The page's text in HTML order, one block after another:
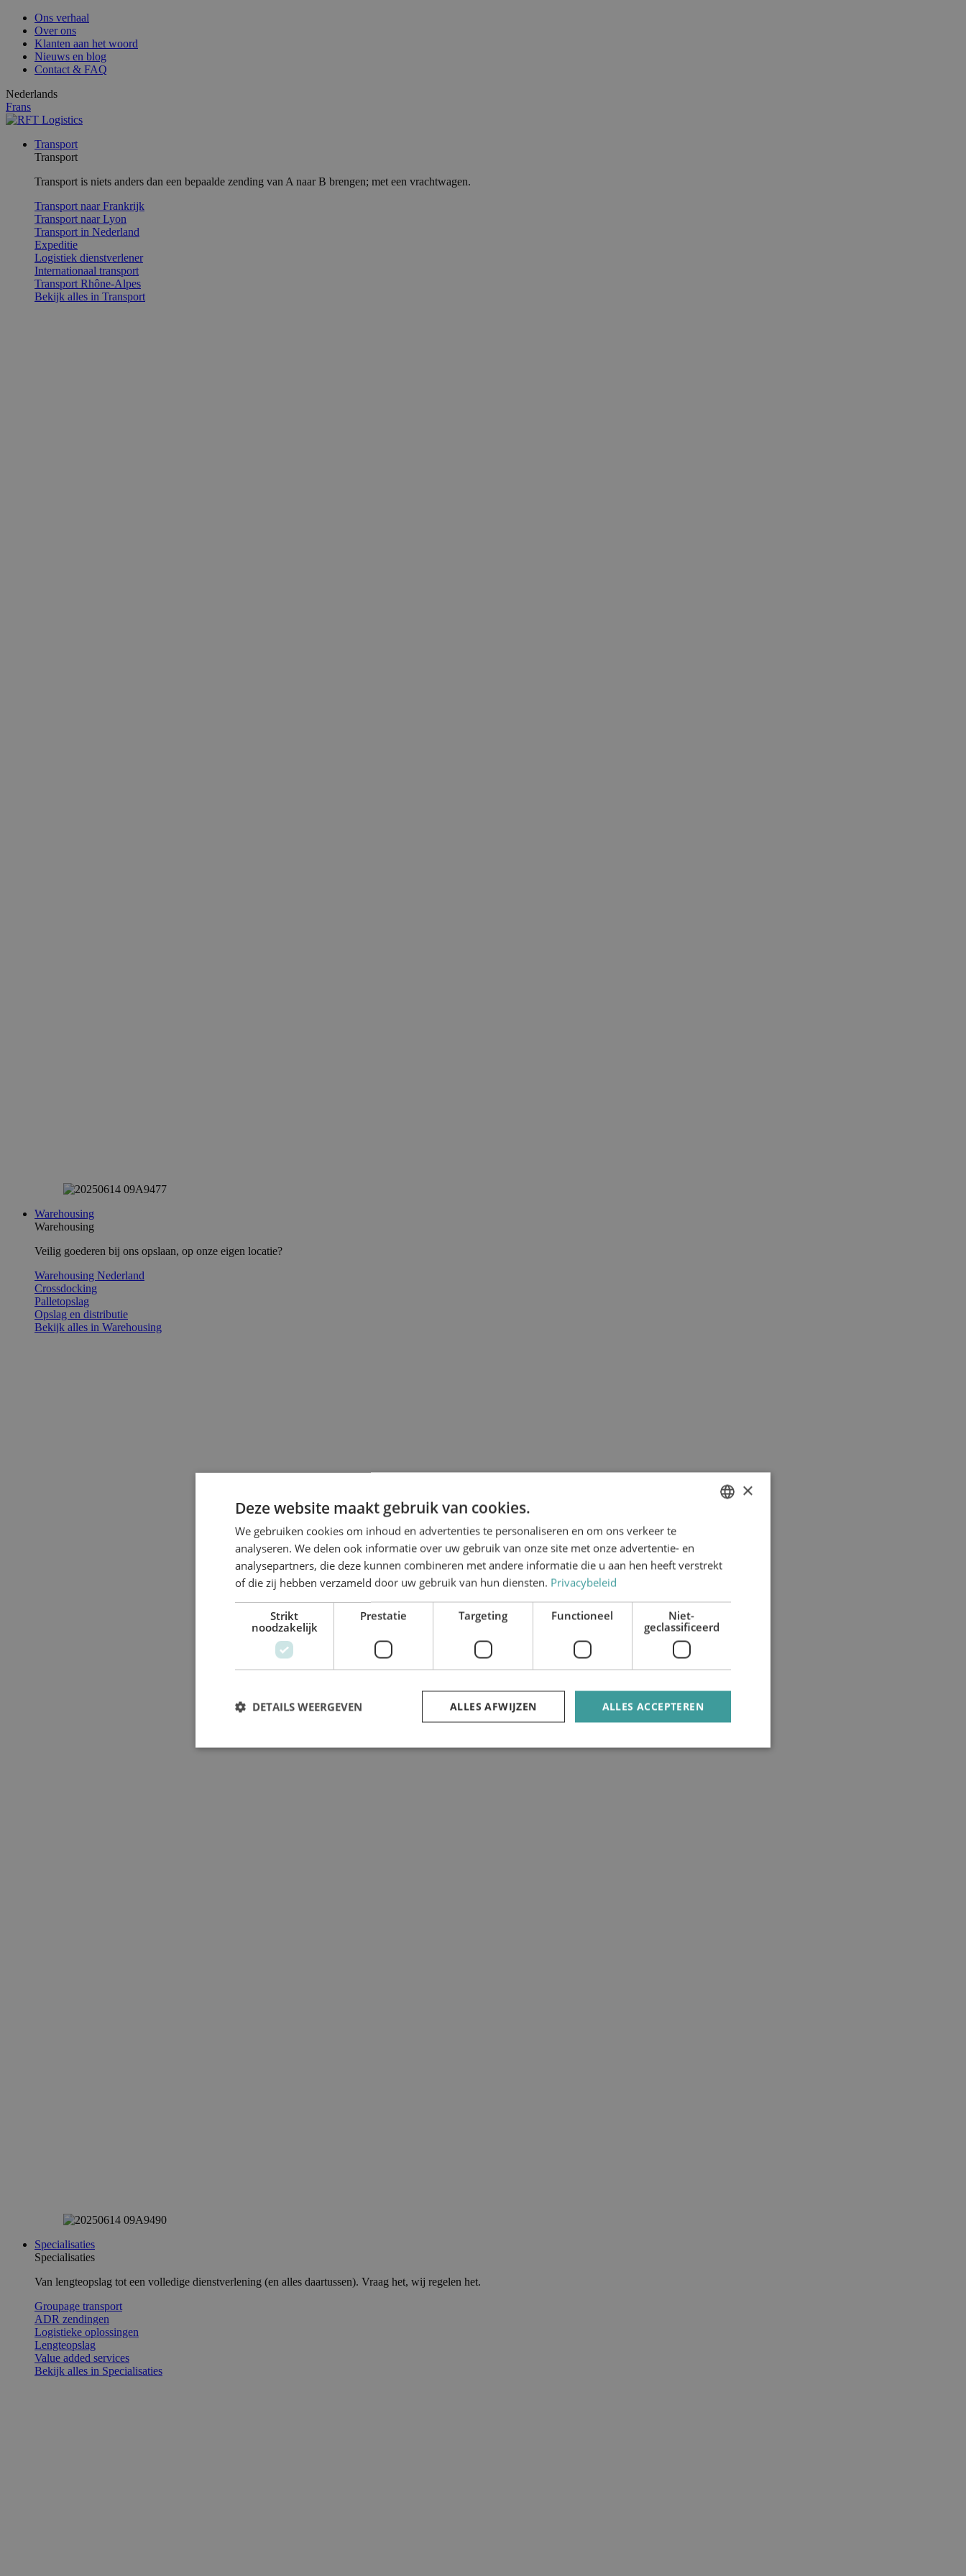
Ons verhaal
Over ons
Klanten aan het woord
Nieuws en blog
Contact & FAQ
Nederlands
Frans
Transport
Transport
Transport is niets anders dan een bepaalde zending van A naar B brengen; met een vrachtwagen.
Transport naar Frankrijk
Transport naar Lyon
Transport in Nederland
Expeditie
Logistiek dienstverlener
Internationaal transport
Transport Rhône-Alpes
Bekijk alles in Transport
Warehousing
Warehousing
Veilig goederen bij ons opslaan, op onze eigen locatie?
Warehousing Nederland
Crossdocking
Palletopslag
Opslag en distributie
Bekijk alles in Warehousing
Specialisaties
Specialisaties
Van lengteopslag tot een volledige dienstverlening (en alles daartussen). Vraag het, wij regelen het.
Groupage transport
ADR zendingen
Logistieke oplossingen
Lengteopslag
Value added services
Bekijk alles in Specialisaties
×
Deze website maakt gebruik van cookies.
We gebruiken cookies om inhoud en advertenties te personaliseren en om ons verkeer te
analyseren. We delen ook informatie over uw gebruik van onze site met onze advertentie- en
analysepartners, die deze kunnen combineren met andere informatie die u aan hen heeft verstrekt
of die zij hebben verzameld door uw gebruik van hun diensten. Privacybeleid
Strikt
noodzakelijk
Prestatie Targeting Functioneel
Niet-
geclassificeerd
ALLES ACCEPTEREN
ALLES AFWIJZEN
DETAILS WEERGEVEN